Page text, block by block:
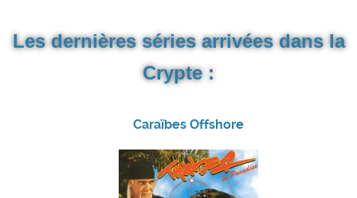
Les dernières séries arrivées dans la
Crypte :
Caraïbes Offshore